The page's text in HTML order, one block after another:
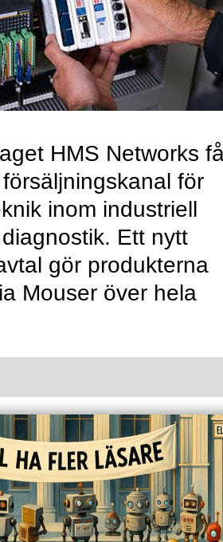
HMS Networks
för
inom industriell
Ett nytt
gör produkterna
Mouser över hela